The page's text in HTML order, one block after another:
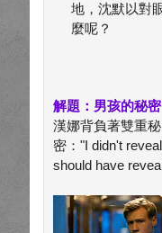
地，沈默以對
麼呢？
解題：男孩的秘密
漢娜背負著雙重
密："I didn't
should have